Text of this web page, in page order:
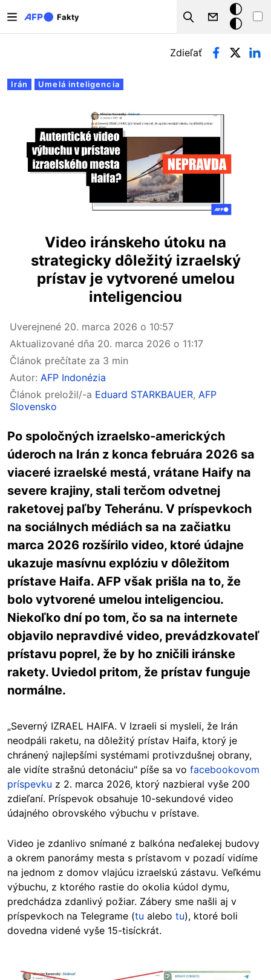
Fakty
Search
Tmavý
režim
Primárne karty
Irán Umelá inteligencia
Zdieľať
Video iránskeho útoku na
strategicky dôležitý izraelský
prístav je vytvorené umelou
inteligenciou
Uverejnené 20. marca 2026 o 10:57
Aktualizované dňa 20. marca 2026 o 11:17
Článok prečítate za 3 min
Autor: AFP Indonézia
Článok preložil/-a Eduard STARKBAUER, AFP
Slovensko
Po spoločných izraelsko‑amerických
úderoch na Irán z konca februára 2026 sa
viaceré izraelské mestá, vrátane Haify na
severe krajiny, stali terčom odvetnej
raketovej paľby Teheránu. V príspevkoch
na sociálnych médiách sa na začiatku
marca 2026 rozšírilo video, ktoré údajne
ukazuje masívnu explóziu v dôležitom
prístave Haifa. AFP však prišla na to, že
bolo vytvorené umelou inteligenciou.
Niekoľko dní po tom, čo sa na internete
objavilo nepravdivé video, prevádzkovateľ
prístavu poprel, že by ho zničili iránske
rakety. Uviedol pritom, že prístav funguje
normálne.
„Severný IZRAEL HAIFA. V Izraeli si mysleli, že Irán
neodpáli raketu, na dôležitý prístav Haifa, ktorý je
chránený najlepšími systémami protivzdušnej obrany,
ale vidíte strašnú detonáciu" píše sa vo facebookovom
príspevku z 2. marca 2026, ktorý nazbieral vyše 200
zdieľaní. Príspevok obsahuje 10-sekundové video
údajného obrovského výbuchu v prístave.
Video je zdanlivo snímané z balkóna neďalekej budovy
a okrem panorámy mesta s prístavom v pozadí vidíme
na jednom z domov vlajúcu izraelskú zástavu. Veľkému
výbuchu, z ktorého rastie do okolia kúdol dymu,
predchádza zdanlivý požiar. Zábery sme našli aj v
príspevkoch na Telegrame (tu alebo tu), ktoré boli
dovedna videné vyše 15-tisíckrát.
Image